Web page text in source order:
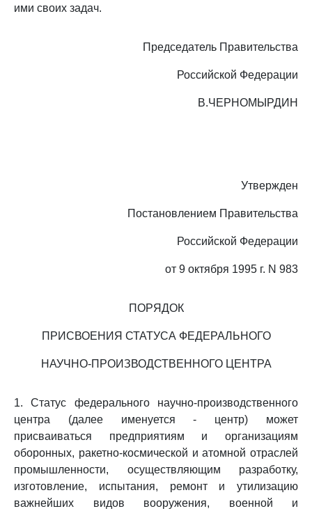
ими своих задач.
Председатель Правительства
Российской Федерации
В.ЧЕРНОМЫРДИН
Утвержден
Постановлением Правительства
Российской Федерации
от 9 октября 1995 г. N 983
ПОРЯДОК
ПРИСВОЕНИЯ СТАТУСА ФЕДЕРАЛЬНОГО
НАУЧНО-ПРОИЗВОДСТВЕННОГО ЦЕНТРА
1. Статус федерального научно-производственного
центра (далее именуется - центр) может
присваиваться предприятиям и организациям
оборонных, ракетно-космической и атомной отраслей
промышленности, осуществляющим разработку,
изготовление, испытания, ремонт и утилизацию
важнейших видов вооружения, военной и